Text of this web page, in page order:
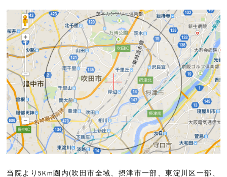
当院より5Km圏内(吹田市全域、摂津市一部、東淀川区一部、